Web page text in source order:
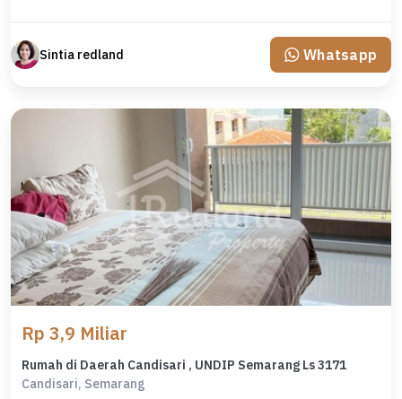
Sintia redland Whatsapp
Rp 3,9 Miliar
Rumah di Daerah Candisari , UNDIP Semarang Ls 3171
Candisari, Semarang